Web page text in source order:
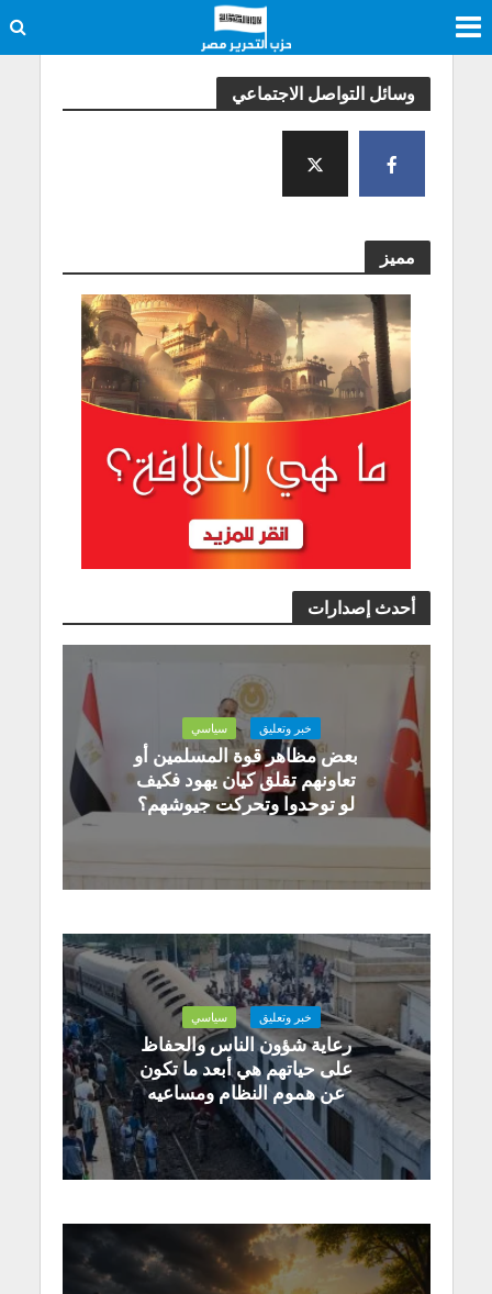
وسائل التواصل الاجتماعي
مميز
أحدث إصدارات
خبر وتعليق سياسي
بعض مظاهر قوة المسلمين أو
تعاونهم تقلق كيان يهود فكيف
لو توحدوا وتحركت جيوشهم؟
خبر وتعليق سياسي
رعاية شؤون الناس والحفاظ
على حياتهم هي أبعد ما تكون
عن هموم النظام ومساعيه